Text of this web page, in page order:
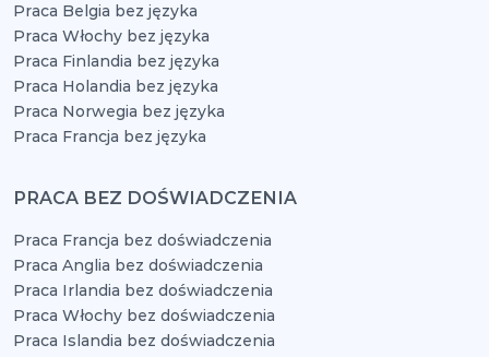
Praca Belgia bez języka
Praca Włochy bez języka
Praca Finlandia bez języka
Praca Holandia bez języka
Praca Norwegia bez języka
Praca Francja bez języka
PRACA BEZ DOŚWIADCZENIA
Praca Francja bez doświadczenia
Praca Anglia bez doświadczenia
Praca Irlandia bez doświadczenia
Praca Włochy bez doświadczenia
Praca Islandia bez doświadczenia